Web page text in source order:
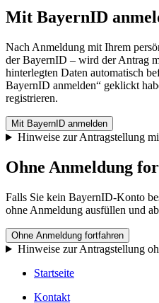
Mit BayernID
Nach Anmeldung mit Ihrem
der BayernID – wird der Antrag
hinterlegten Daten automatisch
BayernID anmelden“ geklickt
registrieren.
Mit BayernID anmelden
Hinweise zur Antragstellung
Ohne Anmeldung
Falls Sie kein BayernID-Konto
ohne Anmeldung ausfüllen und
Ohne Anmeldung fortfahren
Hinweise zur Antragstellung
Startseite
Kontakt